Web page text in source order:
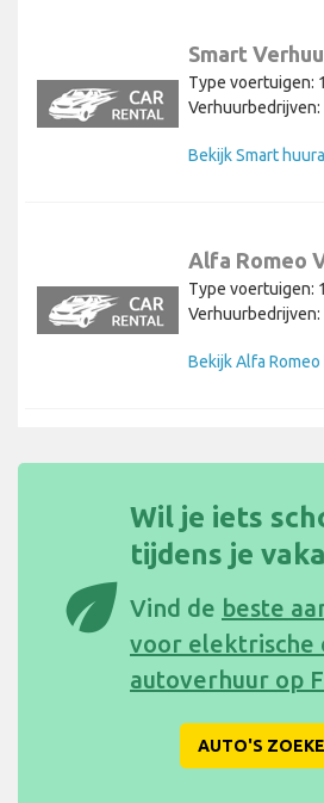
Smart
Type voertuigen: 1
Verhuurbedrijven:
Bekijk Smart
Alfa Romeo
Type voertuigen: 1
Verhuurbedrijven:
Bekijk Alfa
eco
Wil je iets
tijdens je
Vind de beste
voor elektrische
autoverhuur op
AUTO'S